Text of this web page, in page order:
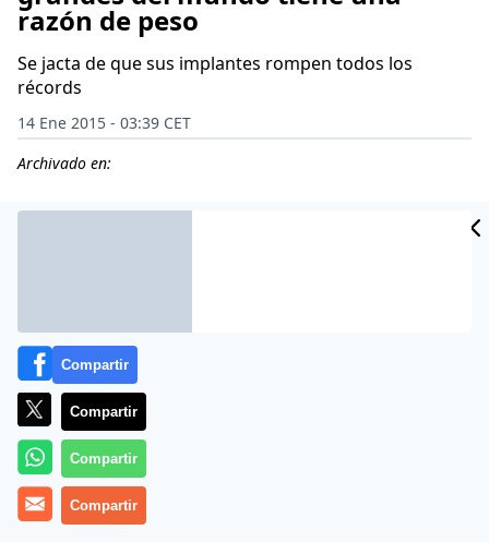
razón de peso
Se jacta de que sus implantes rompen todos los
récords
14 Ene 2015 - 03:39 CET
Archivado en:
Beshine, de 31 años de edad, está que se sale tras
Compartir
Compartir
Compartir
Compartir